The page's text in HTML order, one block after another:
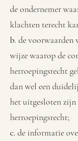
de ondernemer
klachten terecht
b. de voorwaarden
wijze waarop de
herroepingsrecht
dan wel een
het uitgesloten zijn
herroepingsrecht;
c. de informatie